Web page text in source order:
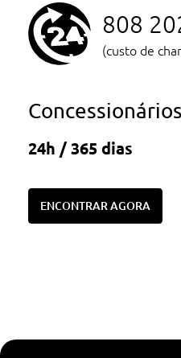
808
(custo de
Concessionários
24h / 365 dias
ENCONTRAR AGORA